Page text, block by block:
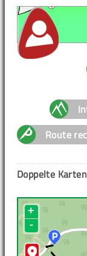
Route
Doppelte
+
-